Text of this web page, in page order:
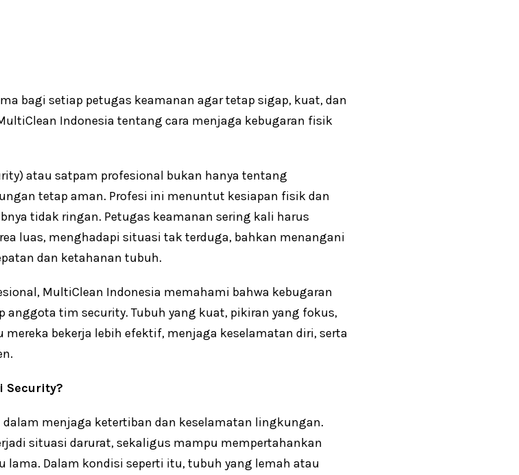
bagi setiap petugas keamanan agar tetap sigap, kuat, dan
Indonesia tentang cara menjaga kebugaran fisik
atau satpam profesional bukan hanya tentang
tetap aman. Profesi ini menuntut kesiapan fisik dan
tidak ringan. Petugas keamanan sering kali harus
luas, menghadapi situasi tak terduga, bahkan menangani
dan ketahanan tubuh.
MultiClean Indonesia memahami bahwa kebugaran
tim security. Tubuh yang kuat, pikiran yang fokus,
bekerja lebih efektif, menjaga keselamatan diri, serta
Security?
menjaga ketertiban dan keselamatan lingkungan.
situasi darurat, sekaligus mampu mempertahankan
lama. Dalam kondisi seperti itu, tubuh yang lemah atau